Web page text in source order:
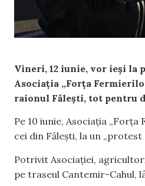
Vineri, 12 iunie, vor ieși la
Asociația „Forța
raionul Fălești, tot pentru
Pe 10 iunie, Asociația
cei din Fălești, la un „protest
Potrivit Asociației,
pe traseul Cantemir-Cahul,